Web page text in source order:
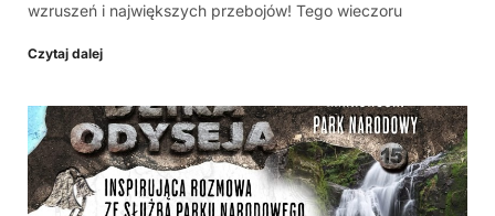
wzruszeń i największych przebojów! Tego wieczoru
Czytaj dalej